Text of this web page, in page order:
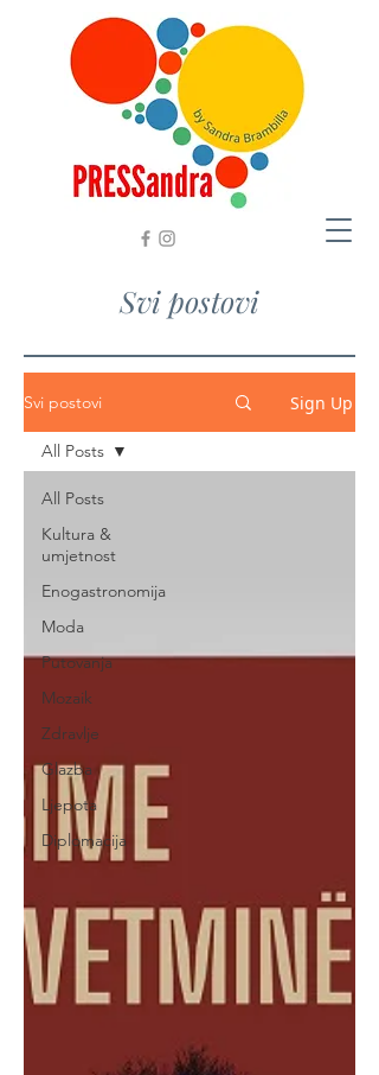
Svi postovi
Svi postovi Sign Up
All Posts
Kultura &
umjetnost
Enogastronomija
Moda
Putovanja
Mozaik
Zdravlje
Glazba
Ljepota
Diplomacija
All Posts